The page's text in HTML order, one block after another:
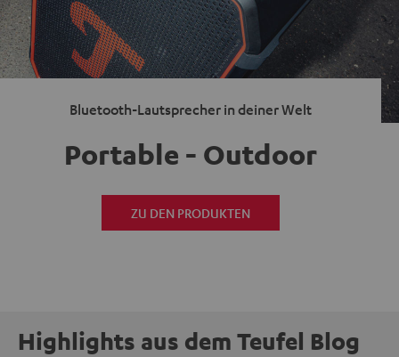
Bluetooth-Lautsprecher in deiner Welt
Portable - Outdoor
ZU DEN PRODUKTEN
Highlights aus dem Teufel Blog